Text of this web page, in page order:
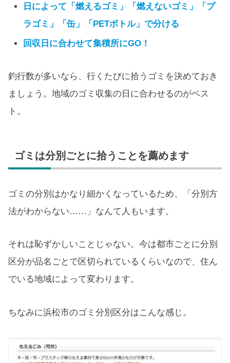
日によって「燃えるゴミ」「燃えないゴミ」「プ
ラゴミ」「缶」「PETボトル」で分ける
回収日に合わせて集積所にGO！
釣行数が多いなら、行くたびに拾うゴミを決めておき
ましょう。地域のゴミ収集の日に合わせるのがベス
ト。
ゴミは分別ごとに拾うことを薦めます
ゴミの分別はかなり細かくなっているため、「分別方
法がわからない……」なんて人もいます。
それは恥ずかしいことじゃない。今は都市ごとに分別
区分が品名ごとで区切られているくらいなので、住ん
でいる地域によって変わります。
ちなみに浜松市のゴミ分別区分はこんな感じ。